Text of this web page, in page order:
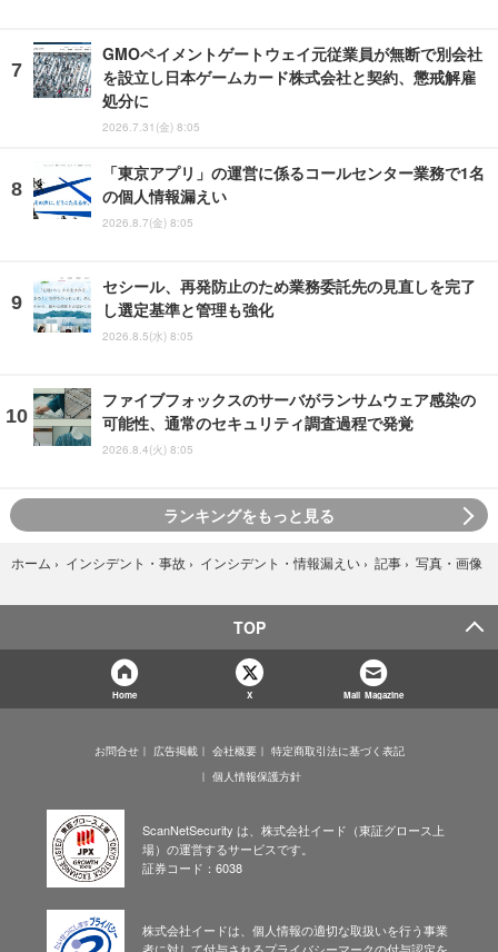
GMOペイメントゲートウェイ元従業員が無断で別会社
を設立し日本ゲームカード株式会社と契約、懲戒解雇
処分に
2026.7.31(金) 8:05
「東京アプリ」の運営に係るコールセンター業務で1名
の個人情報漏えい
2026.8.7(金) 8:05
セシール、再発防止のため業務委託先の見直しを完了
し選定基準と管理も強化
2026.8.5(水) 8:05
ファイブフォックスのサーバがランサムウェア感染の
可能性、通常のセキュリティ調査過程で発覚
2026.8.4(火) 8:05
ランキングをもっと見る
ホーム › インシデント・事故 › インシデント・情報漏えい › 記事 › 写真・画像
TOP
Home X Mail Magazine
お問合せ 広告掲載 会社概要
特定商取引法に基づく表記
個人情報保護方針
ScanNetSecurity は、株式会社イード（東証グロース上
場）の運営するサービスです。
証券コード：6038
株式会社イードは、個人情報の適切な取扱いを行う事業